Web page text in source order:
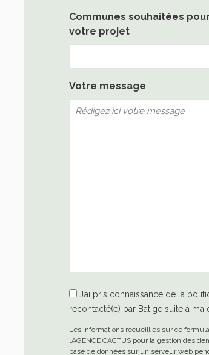
Communes souhaitées pour
votre projet
Votre message
RGPD
*
J’ai pris connaissance de la
recontacté(e) par Batige suite à ma
Les informations recueillies sur ce
l’AGENCE CACTUS pour la gestion des
base de données sur un serveur web